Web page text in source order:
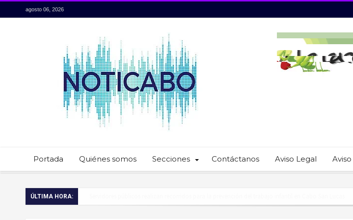
agosto 06, 2026
Portada Quiénes somos Secciones Contáctanos Aviso Legal
ÚLTIMA HORA: